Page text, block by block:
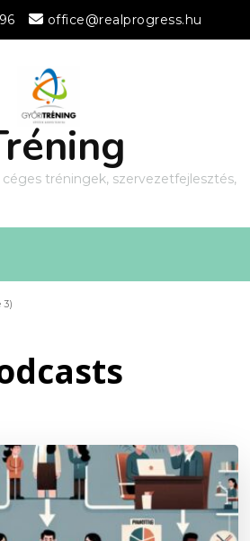
office@realprogress.hu
tréningek, szervezetfejlesztés,
3)